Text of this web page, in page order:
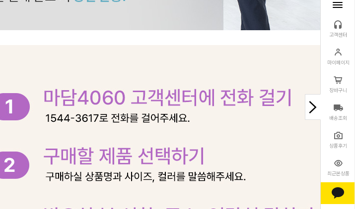
고객센터
마이페이지
장바구니
배송조회
상품후기
최근본상품